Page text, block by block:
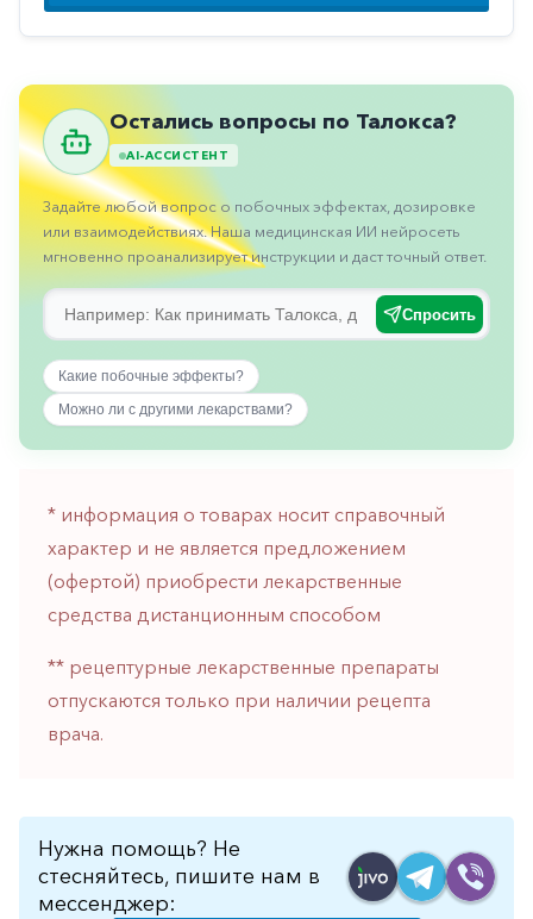
Противоподагрические
Прочее
Пульмонология
Сердечные
Сосудистые
Тромбозы
Урология
Ухо-
горло-
нос
Щитовидная
железа
Остались вопросы по Талокса?
AI-АССИСТЕНТ
Задайте любой вопрос о побочных эффектах, дозировке
или взаимодействиях. Наша медицинская ИИ нейросеть
мгновенно проанализирует инструкции и даст точный ответ.
Спросить
Какие побочные эффекты?
Можно ли с другими лекарствами?
* информация о товарах носит справочный
характер и не является предложением
(офертой) приобрести лекарственные
средства дистанционным способом
** рецептурные лекарственные препараты
отпускаются только при наличии рецепта
врача.
Нужна помощь? Не
стесняйтесь, пишите нам в
мессенджер: